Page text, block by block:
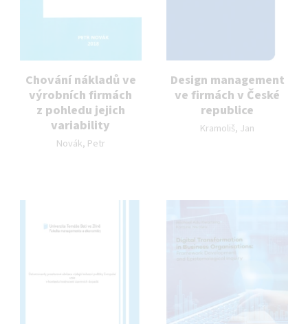
Chování nákladů ve
výrobních firmách
z pohledu jejich
variability
Autor publikace:
Novák, Petr
Design management
ve firmách v České
republice
Autor publikace:
Kramoliš, Jan